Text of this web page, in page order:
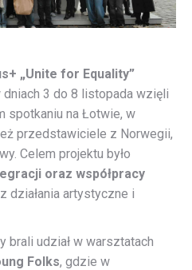
„Unite for Equality”
3 do 8 listopada wzięli
spotkaniu na Łotwie, w
przedstawiciele z Norwegii,
Celem projektu było
oraz współpracy
działania artystyczne i
brali udział w warsztatach
Folks, gdzie w